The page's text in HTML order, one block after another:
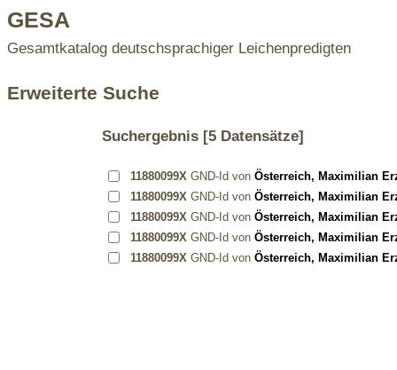
GESA
Gesamtkatalog deutschsprachiger Leichenpredigten
Erweiterte Suche
Suchergebnis[5 Datensätze]
11880099X GND-Id von Österreich, Maximilian
11880099X GND-Id von Österreich, Maximilian
11880099X GND-Id von Österreich, Maximilian
11880099X GND-Id von Österreich, Maximilian
11880099X GND-Id von Österreich, Maximilian